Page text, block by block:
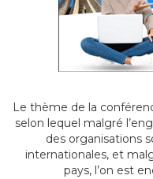
Le thème de la
selon lequel malgré
des organisations
internationales, et
pays, l’on est